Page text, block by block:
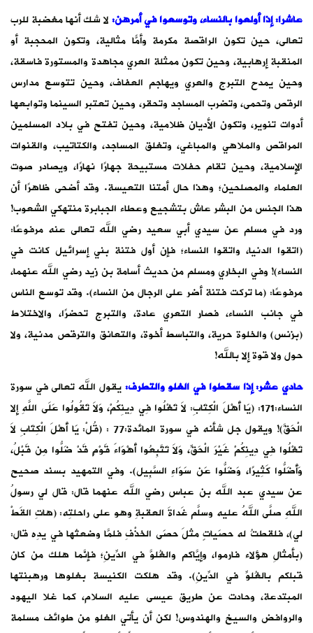
عاشرا: إذا أولعوا بالنساء، وتوسعوا في أمرهن:لا شك أنها مغضبة للرب
تعالى، حين تكون الراقصة مكرمة وأمًّا مثالية، وتكون المحجبة أو
المنقبة إرهابية، وحين تكون ممثلة العري مجاهدة والمستورة فاسقة،
وحين يمدح التبرج والعري ويهاجم العفاف، وحين تتوسع مدارس
الرقص وتحمى، وتضرب المساجد وتحقر، وحين تعتبر السينما وتوابعها
أدوات تنوير، وتكون الأديان ظلامية، وحين تفتح في بلاد المسلمين
المراقص والملاهي والمباغي، وتغلق المساجد، والكتاتيب، والقنوات
الإسلامية، وحين تقام حفلات مستبيحة جهارًا نهارًا، ويصادر صوت
العلماء والمصلحين؛ وهذا حال أمتنا التعيسة. وقد أضحى ظاهرًا أن
هذا الجنس من البشر عاش بتشجيع وعطاء الجبابرة منتهكي الشعوب!
ورد في مسلم عن سيدي أبي سعيد رضي الله تعالى عنه مرفوعًا:
(اتقوا الدنيا، واتقوا النساء؛ فإن أول فتنة بني إسرائيل كانت في
النساء)! وفي البخاري ومسلم من حديث أسامة بن زيد رضي الله عنهما،
مرفوعًا: (ما تركت فتنة أضر على الرجال من النساء). وقد توسع الناس
في جانب النساء، فصار التعري عادة، والتبرج تحضرًا، والاختلاط
(بزنس) والخلوة حرية، والتباسط أخوة، والتعانق والترقص مدنية، ولا
حول ولا قوة إلا بالله!
حادي عشر: إذا سقطوا في الغلو والتطرف:يقول الله تعالى في سورة
النساء:171: (يَا أَهْلَ الْكِتَابِ: لاَ تَغْلُوا فِي دِينِكُمْ، وَلاَ تَقُولُوا عَلَى اللَّهِ إِلا
الْحَقَّ)! ويقول جل شأنه في سورة المائدة:77 : (قُلْ: يَا أَهْلَ الْكِتَابِ لاَ
تَغْلُوا فِي دِينِكُمْ غَيْرَ الْحَقِّ، وَلاَ تَتَّبِعُوا أَهْوَاءَ قَوْمٍ قَدْ ضَلُّوا مِن قَبْلُ،
وَأَضَلُّوا كَثِيرًا، وَضَلُّوا عَن سَوَاءِ السَّبِيل). وفي التمهيد بسند صحيح
عن سيدي عبد الله بن عباس رضي الله عنهما قال: قال لي رسولُ
اللهِ صلَّى اللهُ عليه وسلَّم غَداةَ العقبةِ وهو على راحلتِه: (هاتِ القَطْ
لي)، فلقطتُ له حصَياتٍ مثلَ حصَى الخذْفِ فلمَّا وضعتُها في يدِه قال:
(بأمثالِ هؤلاء فارموا، وإيَّاكم والغُلوَّ في الدِّينِ؛ فإنَّما هلك من كان
قبلكم بالغُلوِّ في الدِّينِ). وقد هلكت الكنيسة بغلوها ورهبنتها
المبتدعة، وحادت عن طريق عيسى عليه السلام، كما غلا اليهود
والروافض والسيخ والهندوس! لكن أن يأتي الغلو من طوائف مسلمة